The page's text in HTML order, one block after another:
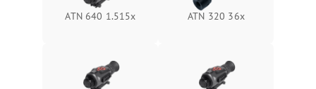
Поломка системы защиты
от перенапряжения
Подробнее →
ATN 640 1.515x ATN 320 36x